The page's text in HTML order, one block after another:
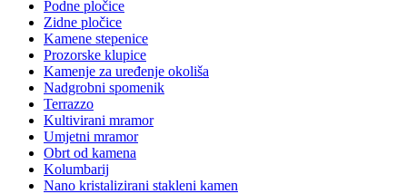
Podne pločice
Zidne pločice
Kamene stepenice
Prozorske klupice
Kamenje za uređenje okoliša
Nadgrobni spomenik
Terrazzo
Kultivirani mramor
Umjetni mramor
Obrt od kamena
Kolumbarij
Nano kristalizirani stakleni kamen